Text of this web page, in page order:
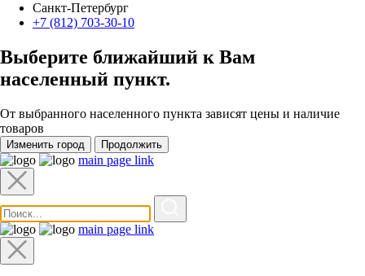
Санкт-Петербург
+7 (812) 703-30-10
Выберите ближайший к Вам
населенный пункт.
От выбранного населенного пункта зависят цены и наличие
товаров
Изменить город Продолжить
main page link
main page link